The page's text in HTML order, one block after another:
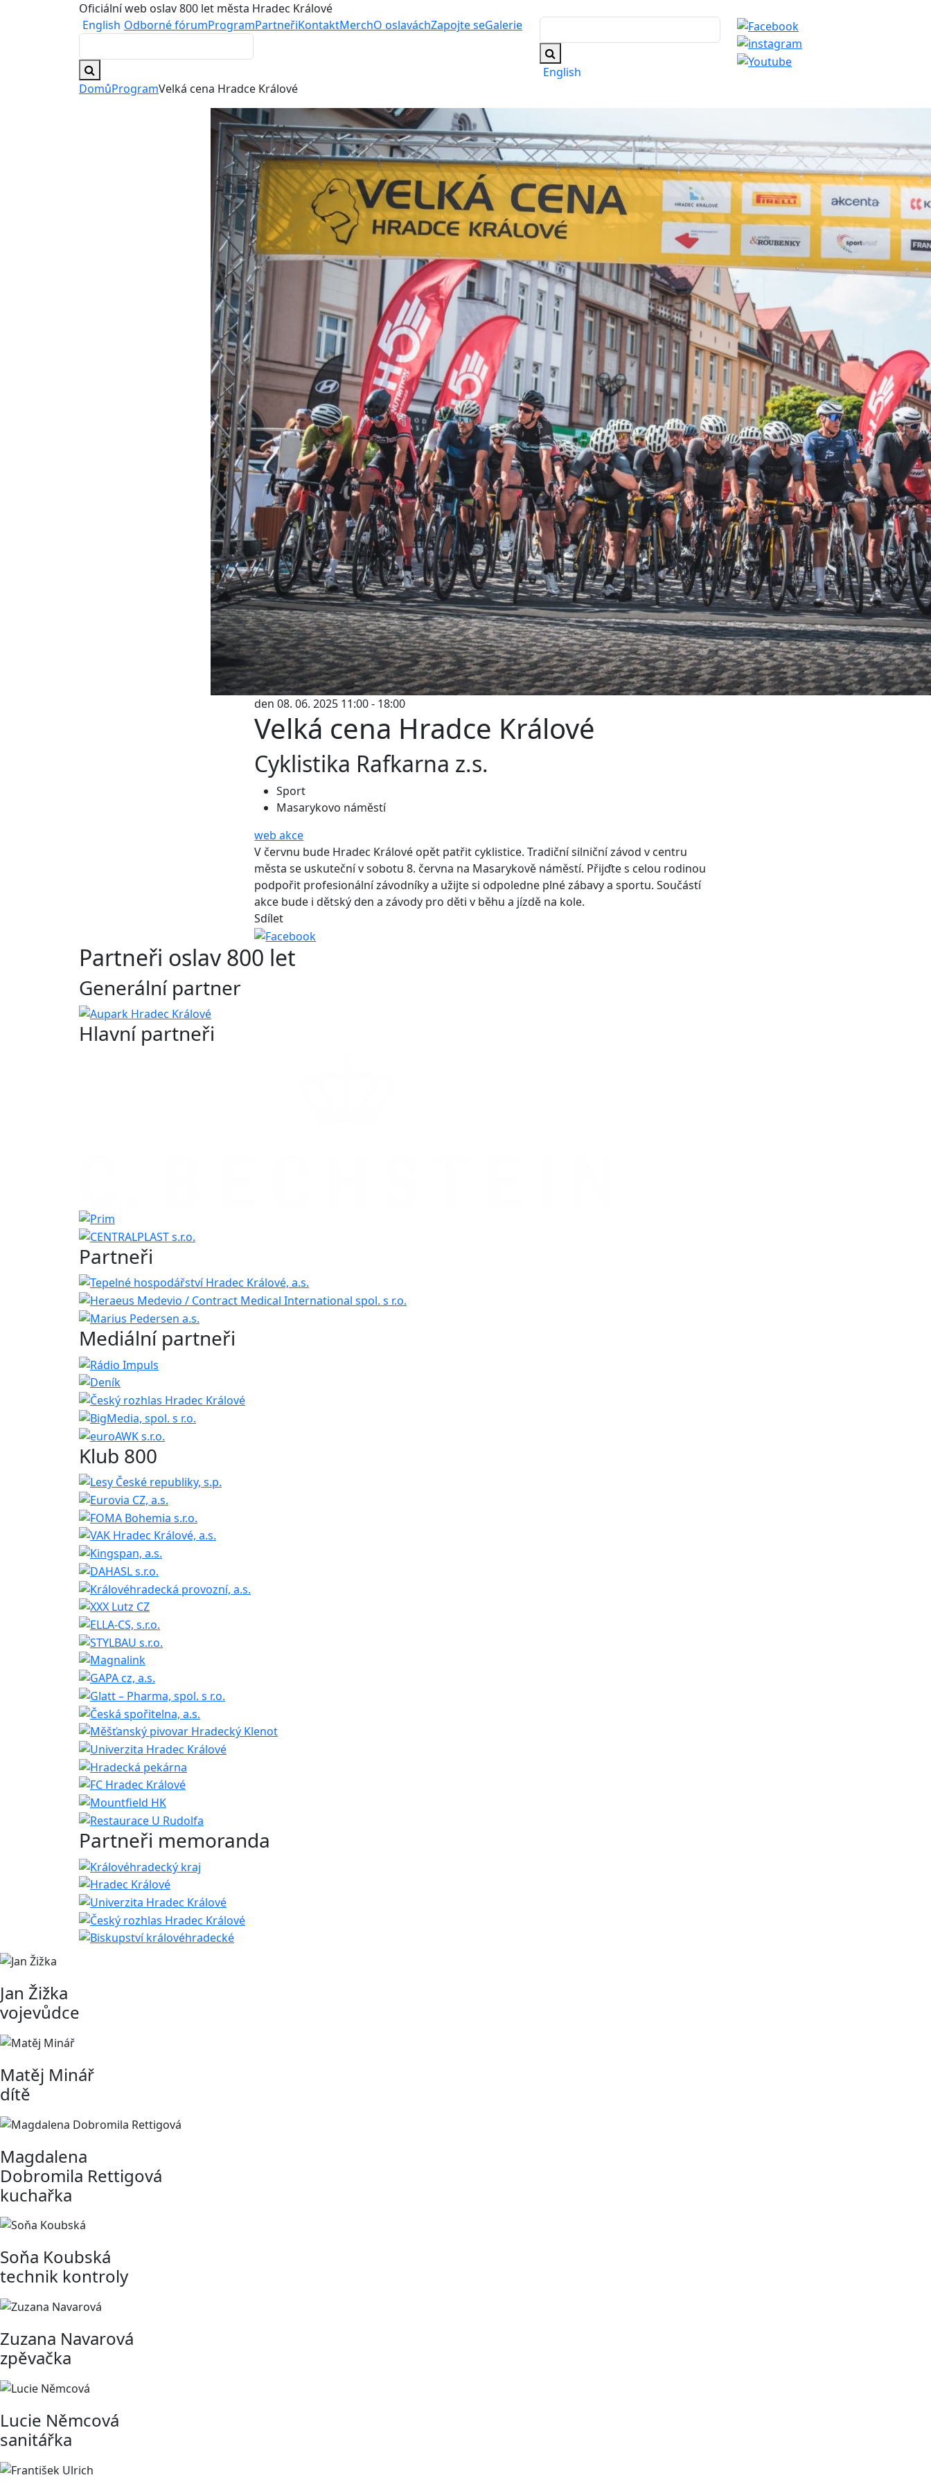
Oficiální web oslav 800 let města Hradec Králové
English Odborné fórumProgramPartneřiKontaktMerchO oslaváchZapojte seGalerie
English
DomůProgramVelká cena Hradce Králové
den 08. 06. 2025 11:00 - 18:00
Velká cena Hradce Králové
Cyklistika Rafkarna z.s.
Sport
Masarykovo náměstí
web akce
V červnu bude Hradec Králové opět patřit cyklistice. Tradiční silniční závod v centru
města se uskuteční v sobotu 8. června na Masarykově náměstí. Přijďte s celou rodinou
podpořit profesionální závodníky a užijte si odpoledne plné zábavy a sportu. Součástí
akce bude i dětský den a závody pro děti v běhu a jízdě na kole.
Sdílet
Partneři oslav 800 let
Generální partner
Hlavní partneři
Partneři
Mediální partneři
Klub 800
Partneři memoranda
Jan Žižka
vojevůdce
Matěj Minář
dítě
Magdalena
Dobromila Rettigová
kuchařka
Soňa Koubská
technik kontroly
Zuzana Navarová
zpěvačka
Lucie Němcová
sanitářka